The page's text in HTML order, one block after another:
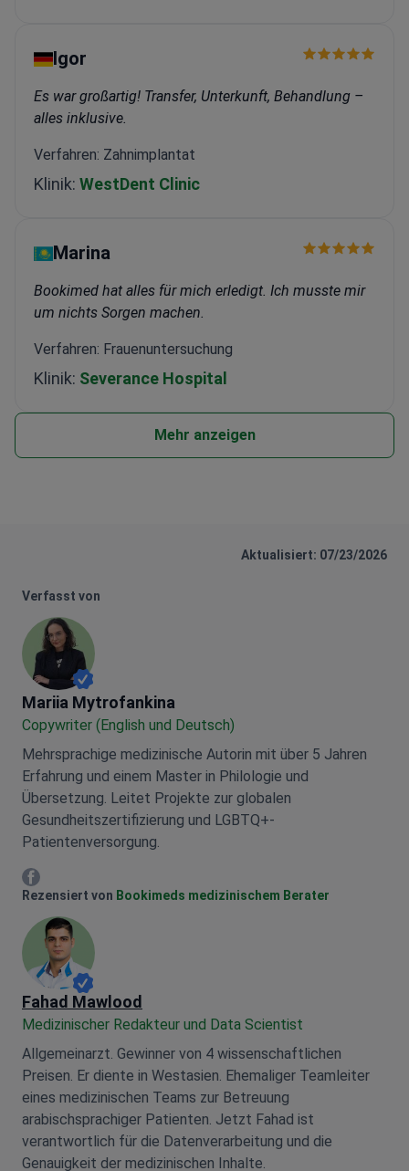
Igor
Es war großartig! Transfer, Unterkunft, Behandlung –
alles inklusive.
Verfahren: Zahnimplantat
Klinik: WestDent Clinic
Marina
Bookimed hat alles für mich erledigt. Ich musste mir
um nichts Sorgen machen.
Verfahren: Frauenuntersuchung
Klinik: Severance Hospital
Mehr anzeigen
Aktualisiert: 07/23/2026
Verfasst von
Mariia Mytrofankina
Mariia Mytrofankina
Copywriter (English und Deutsch)
Mehrsprachige medizinische Autorin mit über 5 Jahren
Erfahrung und einem Master in Philologie und
Übersetzung. Leitet Projekte zur globalen
Gesundheitszertifizierung und LGBTQ+-
Patientenversorgung.
Mariia Mytrofankina Facebook
Rezensiert von Bookimeds medizinischem Berater
Fahad Mawlood
Medizinischer Redakteur und Data Scientist
Allgemeinarzt. Gewinner von 4 wissenschaftlichen
Preisen. Er diente in Westasien. Ehemaliger Teamleiter
eines medizinischen Teams zur Betreuung
arabischsprachiger Patienten. Jetzt Fahad ist
verantwortlich für die Datenverarbeitung und die
Genauigkeit der medizinischen Inhalte.